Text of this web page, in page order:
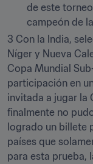
de este
campeón de
3 Con la India,
Níger y Nueva
Copa Mundial
participación en
invitada a jugar la
finalmente no
logrado un billete
países que
para esta prueba,